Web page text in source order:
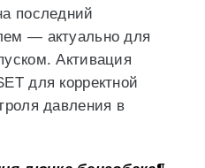
последний
— актуально для
Активация
для корректной
давления в